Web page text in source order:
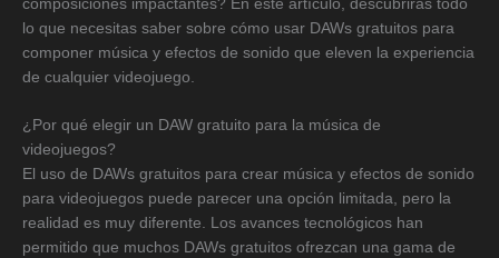
composiciones impactantes? En este artículo, descubrirás todo
lo que necesitas saber sobre cómo usar DAWs gratuitos para
componer música y efectos de sonido que eleven la experiencia
de cualquier videojuego.
¿Por qué elegir un DAW gratuito para la música de
videojuegos?
El uso de DAWs gratuitos para crear música y efectos de sonido
para videojuegos puede parecer una opción limitada, pero la
realidad es muy diferente. Los avances tecnológicos han
permitido que muchos DAWs gratuitos ofrezcan una gama de